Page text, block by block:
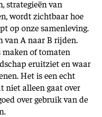
strategieën van
wordt zichtbaar hoe
op onze samenleving.
van A naar B rijden.
maken of tomaten
eruitziet en waar
Het is een echt
niet alleen gaat over
over gebruik van de